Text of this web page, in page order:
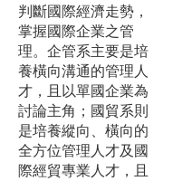
判斷國際經濟走勢，
掌握國際企業之管
理。企管系主要是培
養橫向溝通的管理人
才，且以單國企業為
討論主角；國貿系則
是培養縱向、橫向的
全方位管理人才及國
際經貿專業人才，且